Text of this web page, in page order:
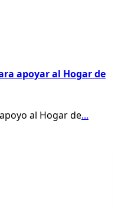
apoyar al Hogar de
al Hogar de...